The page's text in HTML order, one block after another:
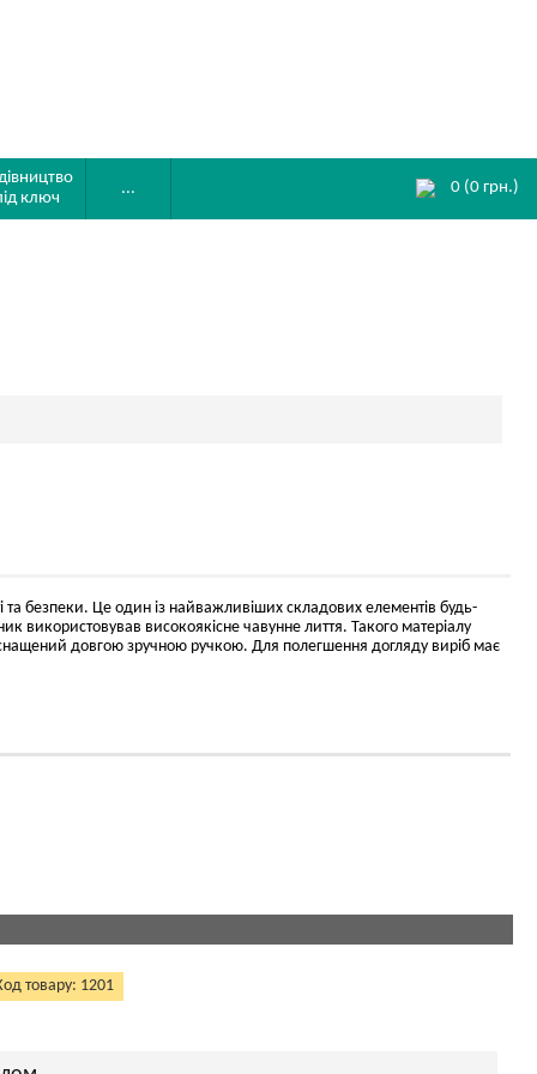
ключ
... 0 (0 грн.)
та безпеки. Це один із найважливіших складових елементів будь-
використовував високоякісне чавунне лиття. Такого матеріалу
довгою зручною ручкою. Для полегшення догляду виріб має
товару: 1201